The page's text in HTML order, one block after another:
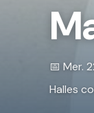
📅 Mer.
Halles